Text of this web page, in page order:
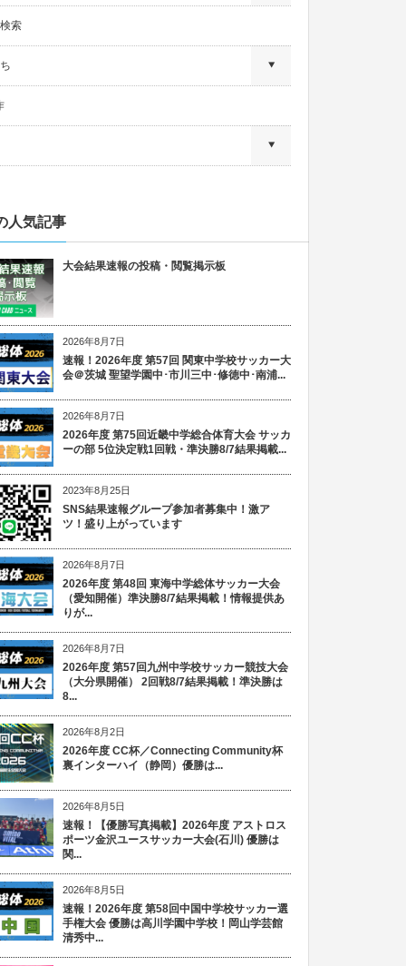
索
人気記事
大会結果速報の投稿・閲覧掲示板
2026年8月7日
速報！2026年度 第57回 関東中学校サッカー大
会＠茨城 聖望学園中･市川三中･修徳中･南浦...
2026年8月7日
2026年度 第75回近畿中学総合体育大会 サッカ
ーの部 5位決定戦1回戦・準決勝8/7結果掲載...
2023年8月25日
SNS結果速報グループ参加者募集中！激ア
ツ！盛り上がっています
2026年8月7日
2026年度 第48回 東海中学総体サッカー大会
（愛知開催）準決勝8/7結果掲載！情報提供あ
りが...
2026年8月7日
2026年度 第57回九州中学校サッカー競技大会
（大分県開催） 2回戦8/7結果掲載！準決勝は
8...
2026年8月2日
2026年度 CC杯／Connecting Community杯
裏インターハイ（静岡）優勝は...
2026年8月5日
速報！【優勝写真掲載】2026年度 アストロス
ポーツ金沢ユースサッカー大会(石川) 優勝は
関...
2026年8月5日
速報！2026年度 第58回中国中学校サッカー選
手権大会 優勝は高川学園中学校！岡山学芸館
清秀中...